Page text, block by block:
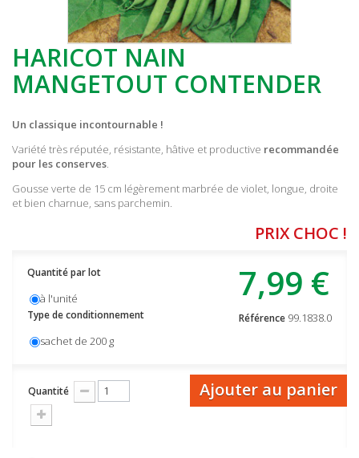
HARICOT NAIN
MANGETOUT CONTENDER
Un classique incontournable !
Variété très réputée, résistante, hâtive et productive recommandée
pour les conserves.
Gousse verte de 15 cm légèrement marbrée de violet, longue, droite
et bien charnue, sans parchemin.
PRIX CHOC !
7,99 €
Référence 99.1838.0
Quantité par lot
à l'unité
Type de conditionnement
sachet de 200 g
Quantité Ajouter au panier